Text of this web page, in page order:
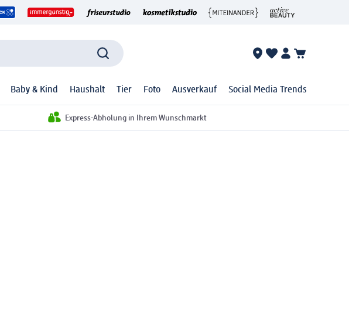
Baby & Kind Haushalt Tier Foto Ausverkauf Social Media Trends
Express-Abholung in Ihrem Wunschmarkt